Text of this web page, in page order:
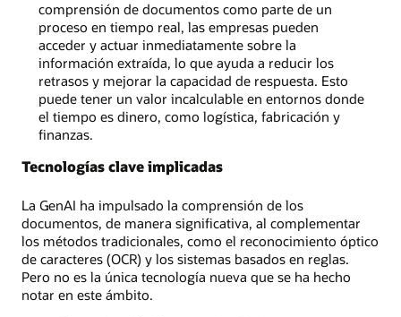
comprensión de documentos como parte de un
proceso en tiempo real, las empresas pueden
acceder y actuar inmediatamente sobre la
información extraída, lo que ayuda a reducir los
retrasos y mejorar la capacidad de respuesta. Esto
puede tener un valor incalculable en entornos donde
el tiempo es dinero, como logística, fabricación y
finanzas.
Tecnologías clave implicadas
La GenAI ha impulsado la comprensión de los
documentos, de manera significativa, al complementar
los métodos tradicionales, como el reconocimiento óptico
de caracteres (OCR) y los sistemas basados en reglas.
Pero no es la única tecnología nueva que se ha hecho
notar en este ámbito.